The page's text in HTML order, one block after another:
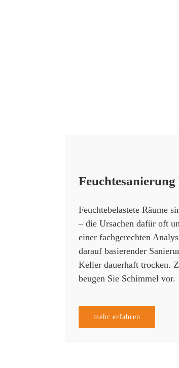
Feuchtebelastete Räume
– die Ursachen dafür oft
einer fachgerechten
darauf basierender
Keller dauerhaft trocken.
beugen Sie Schimmel vor.
mehr erfahren